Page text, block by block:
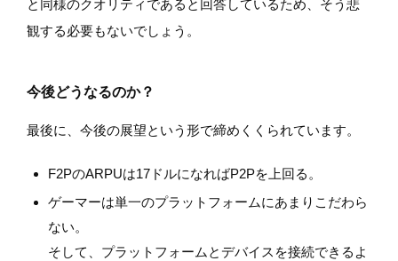
と同様のクオリティであると回答しているため、そう悲
観する必要もないでしょう。
今後どうなるのか？
最後に、今後の展望という形で締めくくられています。
F2PのARPUは17ドルになればP2Pを上回る。
ゲーマーは単一のプラットフォームにあまりこだわら
ない。
そして、プラットフォームとデバイスを接続できるよ